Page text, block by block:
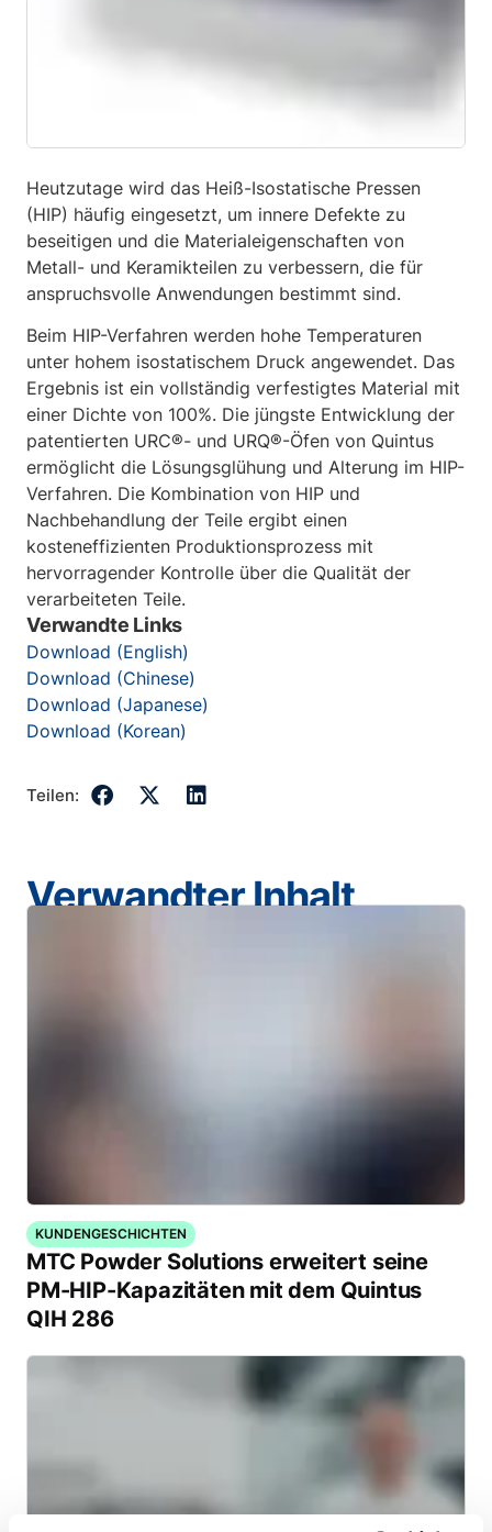
Heutzutage wird das Heiß-Isostatische Pressen
(HIP) häufig eingesetzt, um innere Defekte zu
beseitigen und die Materialeigenschaften von
Metall- und Keramikteilen zu verbessern, die für
anspruchsvolle Anwendungen bestimmt sind.
Beim HIP-Verfahren werden hohe Temperaturen
unter hohem isostatischem Druck angewendet. Das
Ergebnis ist ein vollständig verfestigtes Material mit
einer Dichte von 100%. Die jüngste Entwicklung der
patentierten URC®- und URQ®-Öfen von Quintus
ermöglicht die Lösungsglühung und Alterung im HIP-
Verfahren. Die Kombination von HIP und
Nachbehandlung der Teile ergibt einen
kosteneffizienten Produktionsprozess mit
hervorragender Kontrolle über die Qualität der
verarbeiteten Teile.
Verwandte Links
Download (English)
Download (Chinese)
Download (Japanese)
Download (Korean)
Teilen:
Verwandter Inhalt
KUNDENGESCHICHTEN
MTC Powder Solutions erweitert seine
PM-HIP-Kapazitäten mit dem Quintus
QIH 286